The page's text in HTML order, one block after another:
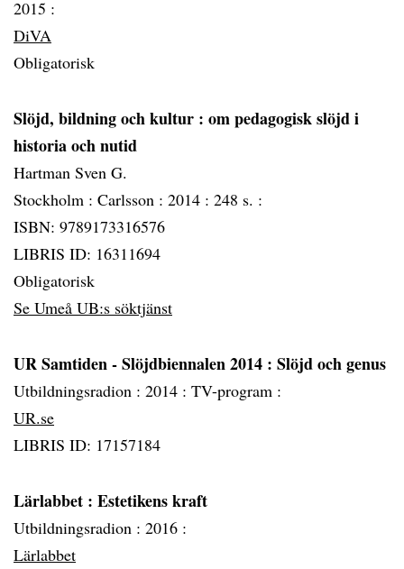
2015 :
DiVA
Obligatorisk
Slöjd, bildning och kultur : om pedagogisk slöjd i
historia och nutid
Hartman Sven G.
Stockholm : Carlsson : 2014 : 248 s. :
ISBN: 9789173316576
LIBRIS ID: 16311694
Obligatorisk
Se Umeå UB:s söktjänst
UR Samtiden - Slöjdbiennalen 2014 : Slöjd och genus
Utbildningsradion : 2014 : TV-program :
UR.se
LIBRIS ID: 17157184
Lärlabbet : Estetikens kraft
Utbildningsradion : 2016 :
Lärlabbet